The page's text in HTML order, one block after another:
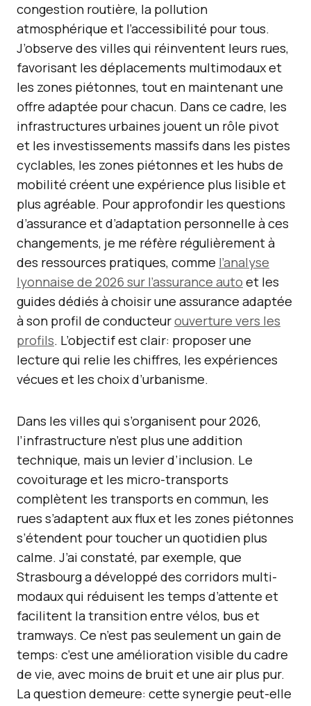
congestion routière, la pollution
atmosphérique et l’accessibilité pour tous.
J’observe des villes qui réinventent leurs rues,
favorisant les déplacements multimodaux et
les zones piétonnes, tout en maintenant une
offre adaptée pour chacun. Dans ce cadre, les
infrastructures urbaines jouent un rôle pivot
et les investissements massifs dans les pistes
cyclables, les zones piétonnes et les hubs de
mobilité créent une expérience plus lisible et
plus agréable. Pour approfondir les questions
d’assurance et d’adaptation personnelle à ces
changements, je me réfère régulièrement à
des ressources pratiques, comme l’analyse
lyonnaise de 2026 sur l’assurance auto et les
guides dédiés à choisir une assurance adaptée
à son profil de conducteurouverture vers les
profils. L’objectif est clair: proposer une
lecture qui relie les chiffres, les expériences
vécues et les choix d’urbanisme.
Dans les villes qui s’organisent pour 2026,
l’infrastructure n’est plus une addition
technique, mais un levier d’inclusion. Le
covoiturage et les micro-transports
complètent les transports en commun, les
rues s’adaptent aux flux et les zones piétonnes
s’étendent pour toucher un quotidien plus
calme. J’ai constaté, par exemple, que
Strasbourg a développé des corridors multi-
modaux qui réduisent les temps d’attente et
facilitent la transition entre vélos, bus et
tramways. Ce n’est pas seulement un gain de
temps: c’est une amélioration visible du cadre
de vie, avec moins de bruit et une air plus pur.
La question demeure: cette synergie peut-elle